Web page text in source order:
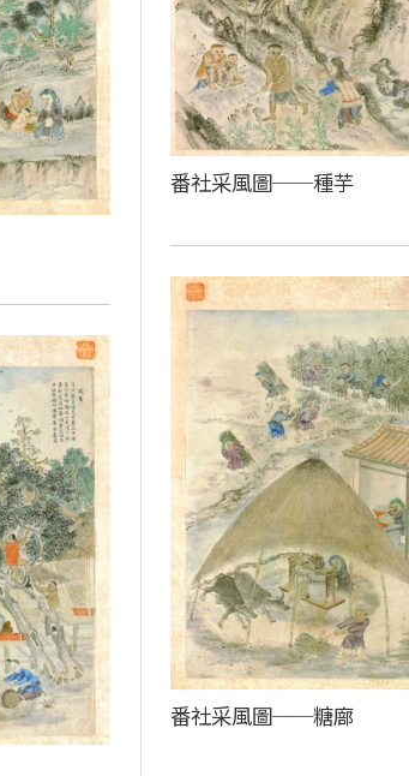
番社采風圖──種芋
番社采風圖──糖廍